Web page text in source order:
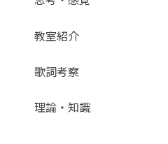
教室紹介
歌詞考察
理論・知識